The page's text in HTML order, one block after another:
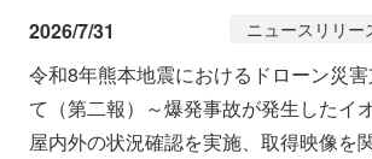
2026/7/31 ニュースリリー
令和8年熊本地震におけるドローン災
て（第二報）～爆発事故が発生したイ
屋内外の状況確認を実施、取得映像を